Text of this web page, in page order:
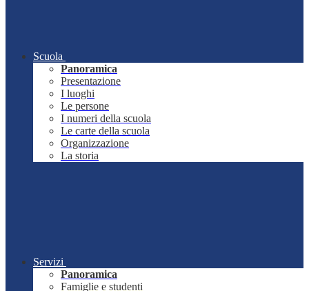
Scuola
Panoramica
Presentazione
I luoghi
Le persone
I numeri della scuola
Le carte della scuola
Organizzazione
La storia
Servizi
Panoramica
Famiglie e studenti